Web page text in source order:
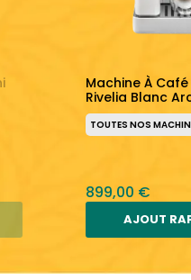
Machine À
Rivelia Blanc
TOUTES NOS
899,00 €
AJOUT